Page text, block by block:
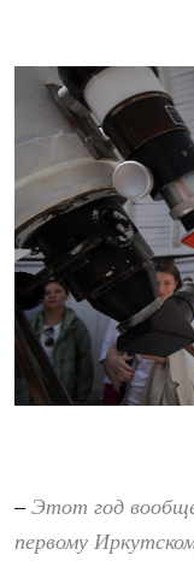
–Этот год
первому